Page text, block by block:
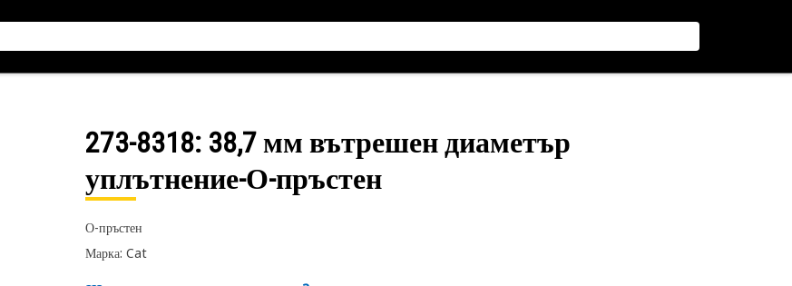
273-8318: 38,7 мм вътрешен диаметър
уплътнение-О-пръстен
О-пръстен
Марка: Cat